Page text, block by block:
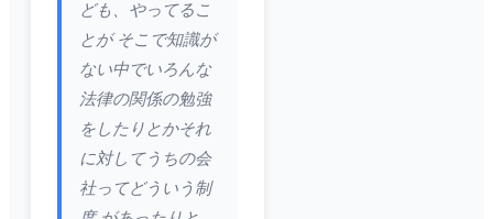
ども、やってるこ
とが そこで知識が
ない中でいろんな
法律の関係の勉強
をしたりとかそれ
に対してうちの会
社ってどういう制